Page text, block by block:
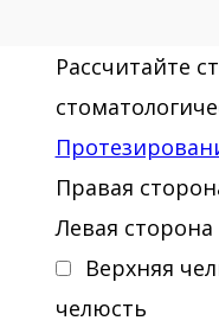
Рассчитайте
Правая
Левая сторона
Верхняя
челюсть